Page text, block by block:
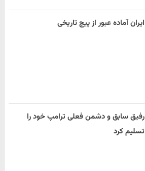
ایران آماده عبور از پیچ تاریخی
رفیق سابق و دشمن فعلی ترامپ خود را
تسلیم کرد